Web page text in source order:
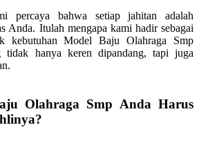
percaya bahwa setiap jahitan adalah
Anda. Itulah mengapa kami hadir sebagai
kebutuhan Model Baju Olahraga Smp
tidak hanya keren dipandang, tapi juga
Olahraga Smp Anda Harus